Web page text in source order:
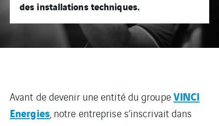
des installations techniques.
Avant de devenir une entité du groupeVINCI
Energies, notre entreprise s’inscrivait dans